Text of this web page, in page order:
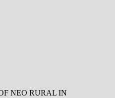
NEO RURAL IN